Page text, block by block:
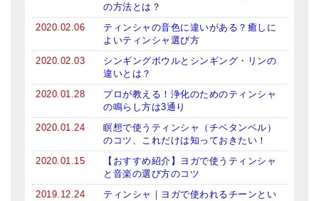
の方法とは？
2020.02.06
ティンシャの音色に違いがある？癒しに
よいティンシャ選び方
2020.02.03
シンギングボウルとシンギング・リンの
違いとは？
2020.01.28
プロが教える！浄化のためのティンシャ
の鳴らし方は3通り
2020.01.24
瞑想で使うティンシャ（チベタンベル）
のコツ、これだけは知っておきたい！
2020.01.15
【おすすめ紹介】ヨガで使うティンシャ
と音楽の選び方のコツ
2019.12.24
ティンシャ｜ヨガで使われるチーンとい